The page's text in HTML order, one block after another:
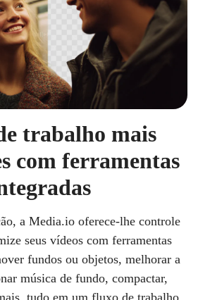
trabalho mais
com ferramentas
a Media.io oferece-lhe controle
seus vídeos com ferramentas
fundos ou objetos, melhorar a
música de fundo, compactar,
tudo em um fluxo de trabalho